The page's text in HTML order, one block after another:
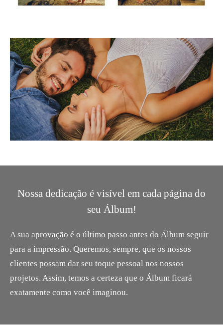
Nossa dedicação é visível em cada página do
seu Álbum!
A sua aprovação é o último passo antes do Álbum seguir
para a impressão. Queremos, sempre, que os nossos
clientes possam dar seu toque pessoal nos nossos
projetos. Assim, temos a certeza que o Álbum ficará
exatamente como você imaginou.